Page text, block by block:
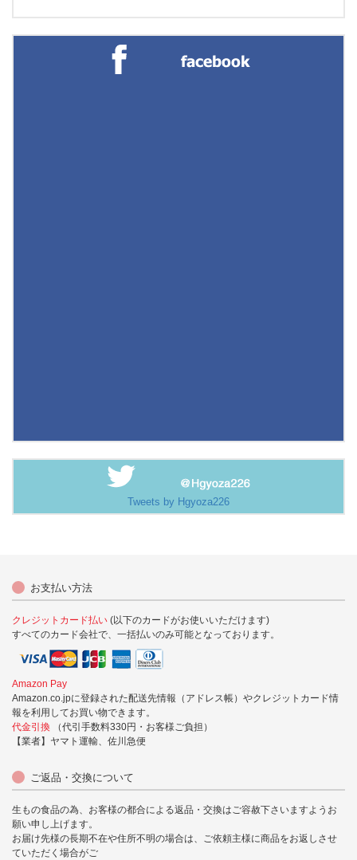
Tweets by Hgyoza226
お支払い方法
クレジットカード払い (以下のカードがお使いいただけます)
すべてのカード会社で、一括払いのみ可能となっております。
Amazon Pay
Amazon.co.jpに登録された配送先情報（アドレス帳）やクレジットカード情
報を利用してお買い物できます。
代金引換
（代引手数料330円・お客様ご負担）
【業者】ヤマト運輸、佐川急便
ご返品・交換について
生もの食品の為、お客様の都合による返品・交換はご容赦下さいますようお
願い申し上げます。
お届け先様の長期不在や住所不明の場合は、ご依頼主様に商品をお返しさせ
ていただく場合がご